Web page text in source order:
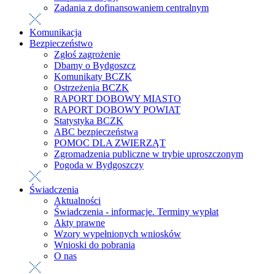
Zadania z dofinansowaniem centralnym
Komunikacja
Bezpieczeństwo
Zgłoś zagrożenie
Dbamy o Bydgoszcz
Komunikaty BCZK
Ostrzeżenia BCZK
RAPORT DOBOWY MIASTO
RAPORT DOBOWY POWIAT
Statystyka BCZK
ABC bezpieczeństwa
POMOC DLA ZWIERZĄT
Zgromadzenia publiczne w trybie uproszczonym
Pogoda w Bydgoszczy
Świadczenia
Aktualności
Świadczenia - informacje. Terminy wypłat
Akty prawne
Wzory wypełnionych wniosków
Wnioski do pobrania
O nas